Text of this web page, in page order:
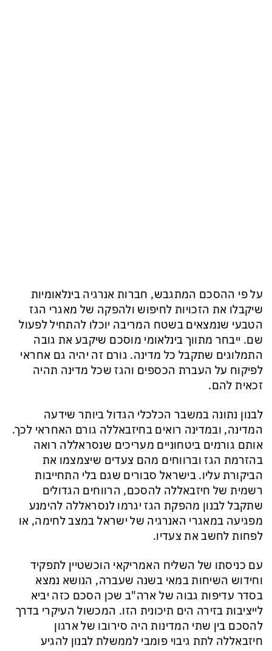
על פי ההסכם המתגבש, חברות אנרגיה בינלאומיות
שיקבלו את הזכויות לחיפוש ולהפקה של מאגרי הגז
הטבעי שנמצאים בשטח המריבה יוכלו להתחיל לפעול
שם. ייבחר מתווך בינלאומי מוסכם שיקבע את גובה
התמלוגים שתקבל כל מדינה. גורם זה יהיה גם אחראי
לפיקוח על העברת הכספים והגז שכל מדינה תהיה
זכאית להם.
לבנון נתונה במשבר הכלכלי הגדול ביותר שידעה
המדינה, ובמדינה רואים בחיזבאללה גורם האחראי לכך.
אותם גורמים ביטחוניים מעריכים שנסראללה רואה
בהזרמת הגז וברווחים מהם צעדים שיצמצמו את
הביקורת עליו. בישראל סבורים שגם בלי התחייבות
רשמית של חיזבאללה להסכם, הרווחים הגדולים
שתקבל לבנון מהפקת הגז יגרמו לנסראללה להימנע
מפגיעה במאגרי האנרגיה של ישראל במצב לחימה, או
לפחות לחשב את צעדיו.
עם כניסתו של השליח האמריקאי הוכשטיין לתפקיד
וחידוש השיחות במאי בשנה שעברה, הנושא נמצא
בסדר עדיפות גבוה של ארה"ב שכן הסכם כזה יביא
לייציבות בזירה הים תיכונית הזו. המכשול העיקרי בדרך
להסכם בין שתי המדינות היה סירובו של ארגון
חיזבאללה לתת גיבוי פומבי לממשלת לבנון להגיע